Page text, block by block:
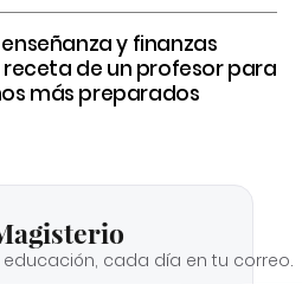
y finanzas
receta de un profesor para
más preparados
educación, cada día en tu correo.